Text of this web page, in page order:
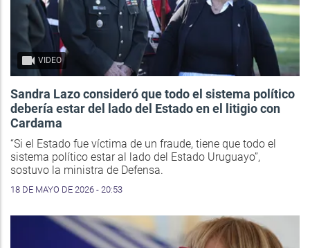
VIDEO
Sandra Lazo consideró que todo el sistema político
debería estar del lado del Estado en el litigio con
Cardama
“Si el Estado fue víctima de un fraude, tiene que todo el
sistema político estar al lado del Estado Uruguayo”,
sostuvo la ministra de Defensa.
18 DE MAYO DE 2026 - 20:53